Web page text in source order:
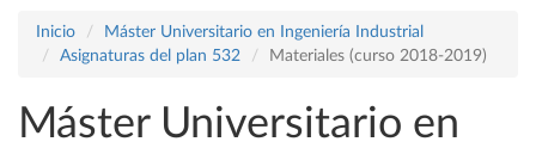
Inicio
Máster Universitario en Ingeniería Industrial
Asignaturas del plan 532
Materiales (curso 2018-2019)
Máster Universitario en